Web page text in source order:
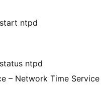
ntpd
ntpd
– Network Time Service